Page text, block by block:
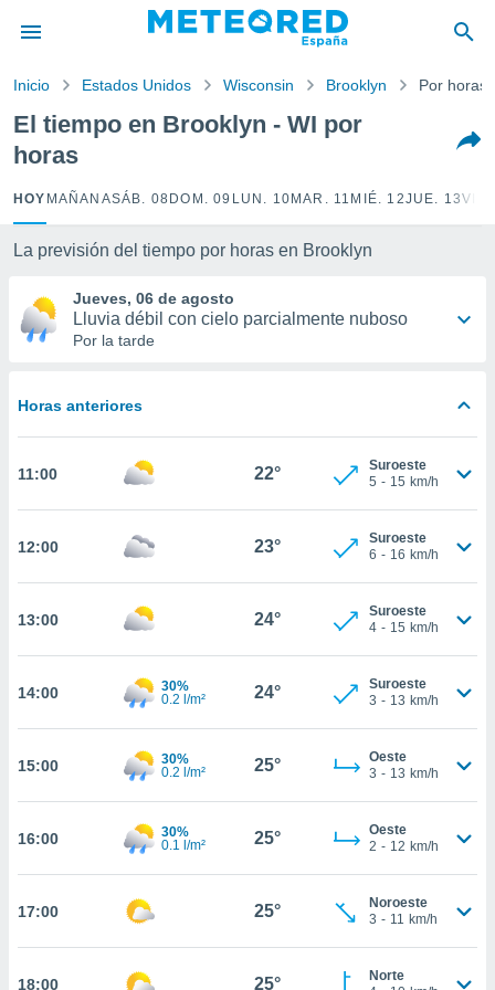
por
para
la
calidad.
a este
las
y
forma
basada
permite
coste.
botón
a la
todas
ya sean
nos
en
perfil
y
CONTINUAR
Inicio Estados Unidos Wisconsin Brooklyn Por horas
El tiempo en Brooklyn - WI por
horas
HOY MAÑANASÁB. 08 DOM. 09 LUN. 10 MAR. 11 MIÉ. 12JUE. 13VIE.
La previsión del tiempo por horas en Brooklyn
Jueves, 06 de agosto
Lluvia débil con cielo parcialmente nuboso
Por la tarde
Horas anteriores
11:00 22°
Suroeste
5 - 15 km/h
12:00 23°
Suroeste
6 - 16 km/h
13:00 24°
Suroeste
4 - 15 km/h
14:00
30%
0.2 l/m²
24°
Suroeste
3 - 13 km/h
15:00
30%
0.2 l/m²
25°
Oeste
3 - 13 km/h
16:00
30%
0.1 l/m²
25°
Oeste
2 - 12 km/h
17:00 25°
Noroeste
3 - 11 km/h
18:00 25°
Norte